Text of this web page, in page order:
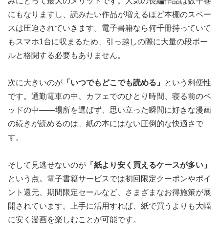
にもなりますし、読みたい作品が増えるほど本棚のスペー
スは圧迫されていきます。電子書籍なら何千冊持っていて
もスマホ1台に収まるため、引っ越しの際に大量の段ボー
ルと格闘する必要もありません。
次に大きいのが 「いつでもどこでも読める」
という利便性
です。通勤電車の中、カフェでのひとり時間、寝る前のベ
ッドの中——場所を選ばず、思い立った瞬間に好きな漫画
の続きが読めるのは、紙の本にはない圧倒的な快適さで
す。
そして見逃せないのが 「紙より安く買えるケースが多い」
という点。電子書籍サービスでは初回限定クーポンやポイ
ント還元、期間限定セールなど、さまざまなお得施策が展
開されています。上手に活用すれば、紙で買うよりも大幅
に安く漫画を楽しむことが可能です。